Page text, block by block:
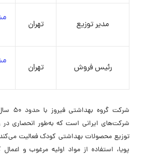
مدیر توزیع تهران
رئیس فروش تهران
شرکت
شرکت‌های ایرانی است که به‌طور انحصاری در
توزیع محصولات بهداشتی کودک فعالیت
پویا، استفاده از مواد اولیه مرغوب و اعمال